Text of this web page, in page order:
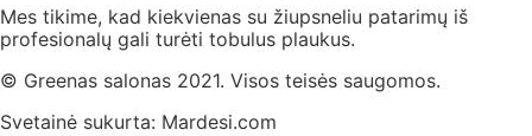
Mes tikime, kad kiekvienas su žiupsneliu patarimų iš
profesionalų gali turėti tobulus plaukus.
© Greenas salonas 2021. Visos teisės saugomos.
Svetainė sukurta: Mardesi.com